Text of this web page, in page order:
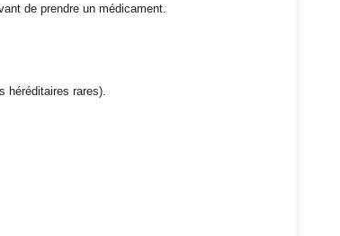
de prendre un médicament.
héréditaires rares).